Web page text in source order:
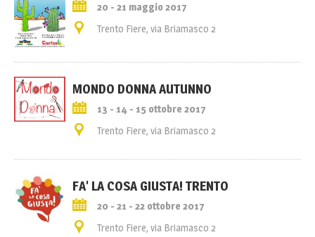
20 - 21 maggio 2017
Trento Fiere, via Briamasco 2
MONDO DONNA AUTUNNO
13 - 14 - 15 ottobre 2017
Trento Fiere, via Briamasco 2
FA' LA COSA GIUSTA! TRENTO
20 - 21 - 22 ottobre 2017
Trento Fiere, via Briamasco 2